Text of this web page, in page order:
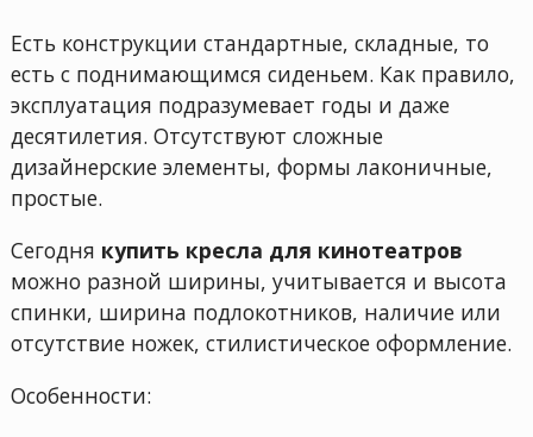
Есть конструкции стандартные, складные, то
есть с поднимающимся сиденьем. Как правило,
эксплуатация подразумевает годы и даже
десятилетия. Отсутствуют сложные
дизайнерские элементы, формы лаконичные,
простые.
Сегодня купить кресла для кинотеатров
можно разной ширины, учитывается и высота
спинки, ширина подлокотников, наличие или
отсутствие ножек, стилистическое оформление.
Особенности: